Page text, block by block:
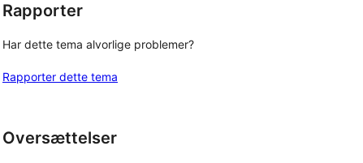
Rapporter
Har dette tema alvorlige problemer?
Rapporter dette tema
Oversættelser